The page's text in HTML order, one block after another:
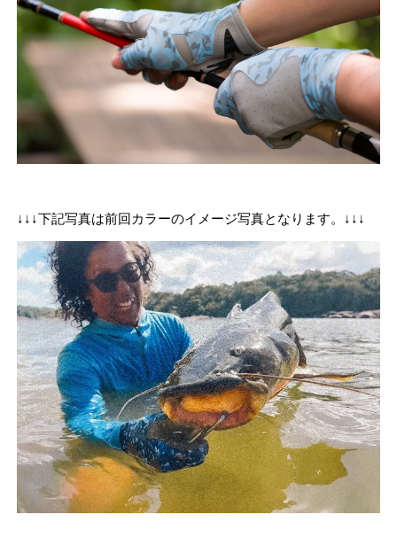
↓↓↓下記写真は前回カラーのイメージ写真となります。↓↓↓